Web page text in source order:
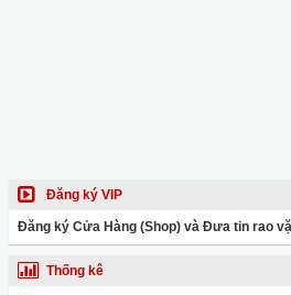
Đăng ký VIP
Đăng ký Cửa Hàng (Shop) và Đưa tin rao
Thống kê